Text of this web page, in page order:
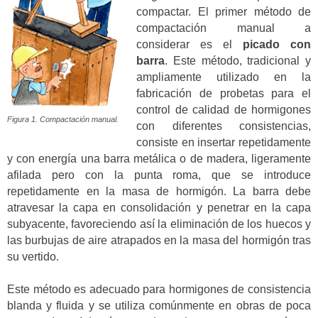
Figura 1. Compactación manual.
compactar. El primer método de
compactación manual a
considerar es el picado con
barra. Este método, tradicional y
ampliamente utilizado en la
fabricación de probetas para el
control de calidad de hormigones
con diferentes consistencias,
consiste en insertar repetidamente
y con energía una barra metálica o de madera, ligeramente
afilada pero con la punta roma, que se introduce
repetidamente en la masa de hormigón. La barra debe
atravesar la capa en consolidación y penetrar en la capa
subyacente, favoreciendo así la eliminación de los huecos y
las burbujas de aire atrapados en la masa del hormigón tras
su vertido.
Este método es adecuado para hormigones de consistencia
blanda y fluida y se utiliza comúnmente en obras de poca